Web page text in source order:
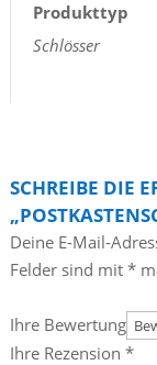
Produkttyp
Schlösser
SCHREIBE DIE
Deine E-Mail-
Felder sind mit *
Ihre Bewertung
Ihre Rezension *